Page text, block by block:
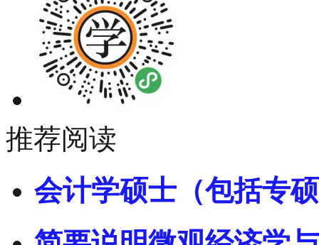
推荐阅读
会计学硕士（包括专